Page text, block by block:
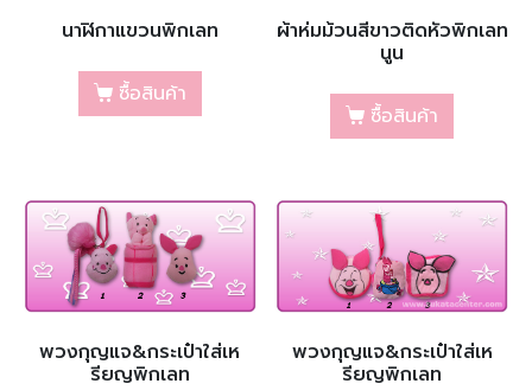
นาฬิกาแขวนพิกเลท
ซื้อสินค้า
ผ้าห่มม้วนสีขาวติดหัวพิกเลท
นูน
ซื้อสินค้า
พวงกุญแจ&กระเป๋าใส่เห
รียญพิกเลท
พวงกุญแจ&กระเป๋าใส่เห
รียญพิกเลท